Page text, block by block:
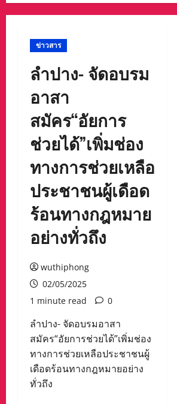
ข่าวสาร
ลำปาง- จัดอบรม
อาสา
สมัคร“อัยการ
ช่วยได้”เพิ่มช่อง
ทางการช่วยเหลือ
ประชาชนผู้เดือด
ร้อนทางกฎหมาย
อย่างทั่วถึง
wuthiphong
02/05/2025
1 minute read
0
ลำปาง- จัดอบรมอาสา
สมัคร“อัยการช่วยได้”เพิ่มช่อง
ทางการช่วยเหลือประชาชนผู้
เดือดร้อนทางกฎหมายอย่าง
ทั่วถึง